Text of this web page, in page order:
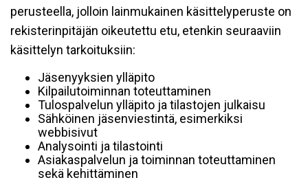
perusteella, jolloin lainmukainen käsittelyperuste on
rekisterinpitäjän oikeutettu etu, etenkin seuraaviin
käsittelyn tarkoituksiin:
Jäsenyyksien ylläpito
Kilpailutoiminnan toteuttaminen
Tulospalvelun ylläpito ja tilastojen julkaisu
Sähköinen jäsenviestintä, esimerkiksi
webbisivut
Analysointi ja tilastointi
Asiakaspalvelun ja toiminnan toteuttaminen
sekä kehittäminen